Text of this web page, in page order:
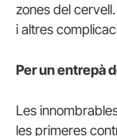
zones del
i altres
Per un entrepà
Les
les primeres